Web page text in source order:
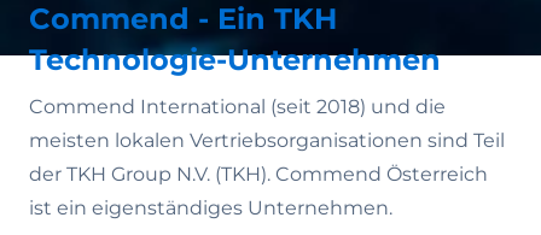
Commend - Ein TKH
Technologie-Unternehmen
Commend International (seit 2018) und die
meisten lokalen Vertriebsorganisationen sind Teil
der TKH Group N.V. (TKH). Commend Österreich
ist ein eigenständiges Unternehmen.